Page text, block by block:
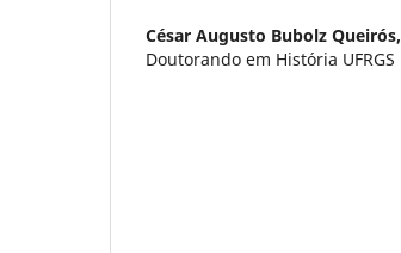
César Augusto Bubolz Queirós,
Doutorando em História UFRGS